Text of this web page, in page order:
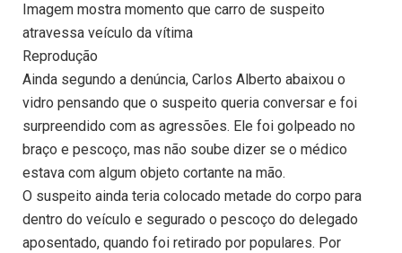
Imagem mostra momento que carro de suspeito
atravessa veículo da vítima
Reprodução
Ainda segundo a denúncia, Carlos Alberto abaixou o
vidro pensando que o suspeito queria conversar e foi
surpreendido com as agressões. Ele foi golpeado no
braço e pescoço, mas não soube dizer se o médico
estava com algum objeto cortante na mão.
O suspeito ainda teria colocado metade do corpo para
dentro do veículo e segurado o pescoço do delegado
aposentado, quando foi retirado por populares. Por